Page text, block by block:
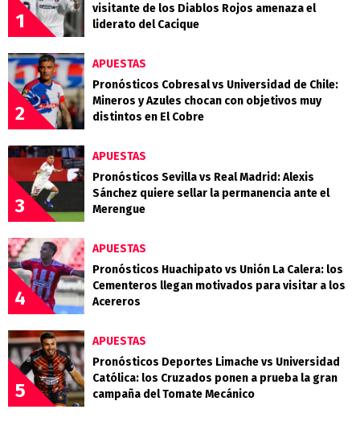
1
visitante de los Diablos Rojos amenaza el
liderato del Cacique
2
APUESTAS
Pronósticos Cobresal vs Universidad de Chile:
Mineros y Azules chocan con objetivos muy
distintos en El Cobre
3
APUESTAS
Pronósticos Sevilla vs Real Madrid: Alexis
Sánchez quiere sellar la permanencia ante el
Merengue
4
APUESTAS
Pronósticos Huachipato vs Unión La Calera: los
Cementeros llegan motivados para visitar a los
Acereros
5
APUESTAS
Pronósticos Deportes Limache vs Universidad
Católica: los Cruzados ponen a prueba la gran
campaña del Tomate Mecánico